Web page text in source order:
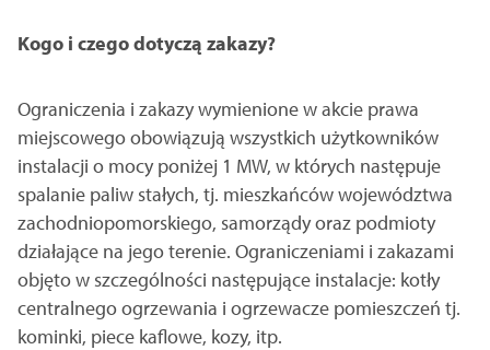
Kogo i czego dotyczą zakazy?
Ograniczenia i zakazy wymienione w akcie prawa
miejscowego obowiązują wszystkich użytkowników
instalacji o mocy poniżej 1 MW, w których następuje
spalanie paliw stałych, tj. mieszkańców województwa
zachodniopomorskiego, samorządy oraz podmioty
działające na jego terenie. Ograniczeniami i zakazami
objęto w szczególności następujące instalacje: kotły
centralnego ogrzewania i ogrzewacze pomieszczeń tj.
kominki, piece kaflowe, kozy, itp.